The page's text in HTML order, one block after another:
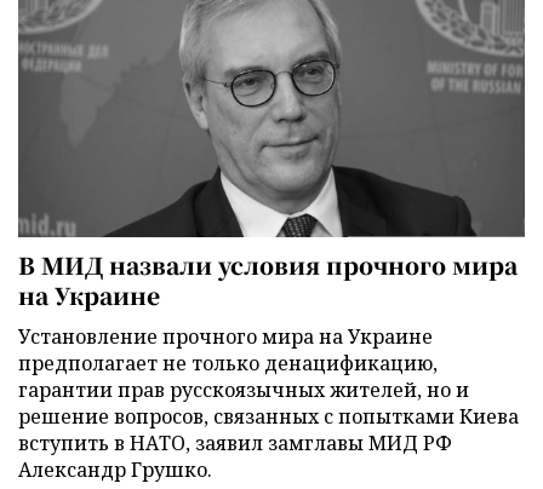
В МИД назвали условия прочного мира
на Украине
Установление прочного мира на Украине
предполагает не только денацификацию,
гарантии прав русскоязычных жителей, но и
решение вопросов, связанных с попытками Киева
вступить в НАТО, заявил замглавы МИД РФ
Александр Грушко.